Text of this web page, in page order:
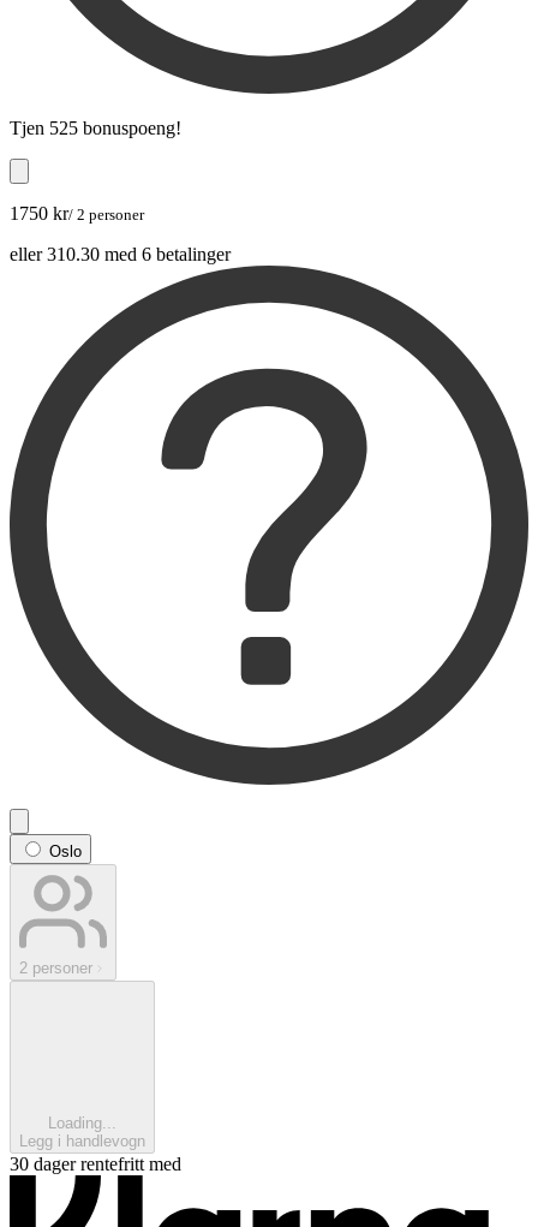
Tjen 525 bonuspoeng!
1750 kr/ 2 personer
eller 310.30 med 6 betalinger
Oslo
2 personer
Loading...
Legg i handlevogn
30 dager rentefritt med